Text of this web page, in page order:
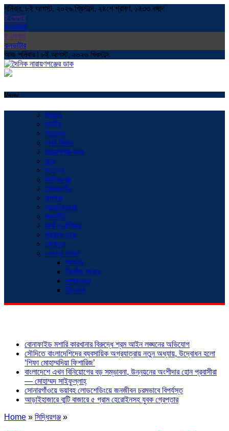
শনিবার, ৮ই আগস্ট, ২০২৬ খ্রিস্টাব্দ, ২৪শে শ্রাবণ, ১৪৩৩ বঙ্গাব্দ
ই পেপার
কনভাটার
ই পেপার
কনভাটার
আজ শনিবার | ৮ই আগস্ট, ২০২৬ খ্রিস্টাব্দ
Menu
প্রচ্ছদ
জাতীয়
সারাদেশ
ঢাকা বিভাগ
নারায়ণগঞ্জ সদর
বন্দর
ফতুল্লা
সিদ্ধিরগঞ্জ
সোনারগাঁও
রূপগঞ্জ
আড়াইহাজার
রাজনীতি
অর্থ ও বাণিজ্য
প্রবাসে ডাক
খেলাধুলা
অনন্যা সংবাদ
সংগঠন
নিখোঁজ সংবাদ
সাক্ষাৎকার
বিনোদন
বোনাফাইড মশারি কারখানার বিরুদ্ধে শ্রম আইন লঙ্ঘনের অভিযোগ
সৌদিতে বাংলাদেশিদের ব্যবসায়িক অগ্রযাত্রায় নতুন অধ্যায়, উদ্বোধন হলো
‘শিফা মোহাম্মদিয়া ফিশারিজ’
বাংলাদেশে এখন বিনিয়োগের বড় সম্ভাবনা, উন্নয়নের অংশীদার হোন প্রবাসীরা
— মোহাম্মদ সাইফুল্লাহ্
সোনারগাঁওয়ে ভয়াবহ লোডশেডিংয়ে জনজীবন চরমভাবে বিপর্যস্ত
আড়াইহাজারে বান্টি বাজারে ৫ গ্রাম হেরোইনসহ যুবক গ্রেপ্তার
Home » সিদ্ধিরগঞ্জ »